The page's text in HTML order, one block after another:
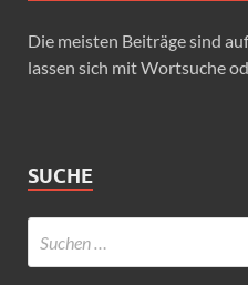
Die meisten Beiträge sind
lassen sich mit Wortsuche
SUCHE